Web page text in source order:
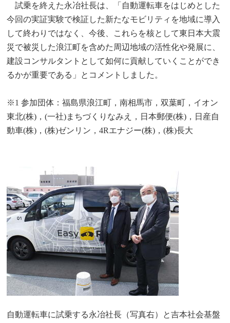
試乗を終えた永冶社長は、「自動運転車をはじめとした
今回の実証実験で検証した新たなモビリティを地域に導入
して終わりではなく、今後、これらを核として東日本大震
災で被災した浪江町を含めた周辺地域の活性化や発展に、
建設コンサルタントとして如何に貢献していくことができ
るかが重要である」とコメントしました。
※1 参加団体：福島県浪江町，南相馬市，双葉町，イオン
東北(株)，(一社)まちづくりなみえ，日本郵便(株)，日産自
動車(株)，(株)ゼンリン，4Rエナジー(株)，(株)長大
自動運転車に試乗する永冶社長（写真右）と吉本社会基盤